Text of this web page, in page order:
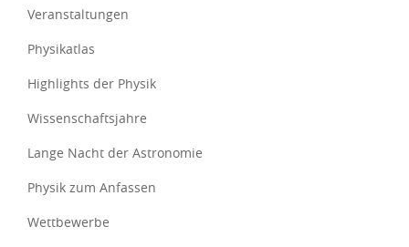
Veranstaltungen
Physikatlas
Highlights der Physik
Wissenschaftsjahre
Lange Nacht der Astronomie
Physik zum Anfassen
Wettbewerbe